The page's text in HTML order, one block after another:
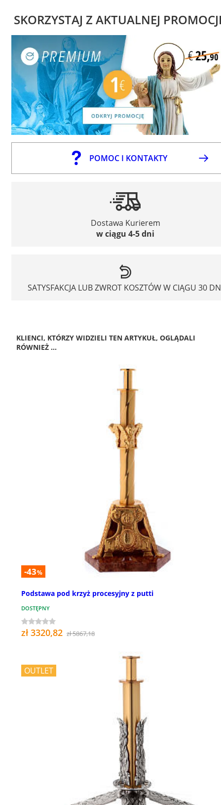
SKORZYSTAJ Z AKTUALNEJ
POMOC I KONTAKTY
Dostawa Kurierem
w ciągu 4-5 dni
SATYSFAKCJA LUB ZWROT KOSZTÓW W CIĄGU 30
KLIENCI, KTÓRZY WIDZIELI TEN ARTYKUŁ, OGLĄDALI
RÓWNIEŻ ...
-43%
Podstawa pod krzyż procesyjny z putti
DOSTĘPNY
zł 3320,82 zł 5867,18
OUTLET